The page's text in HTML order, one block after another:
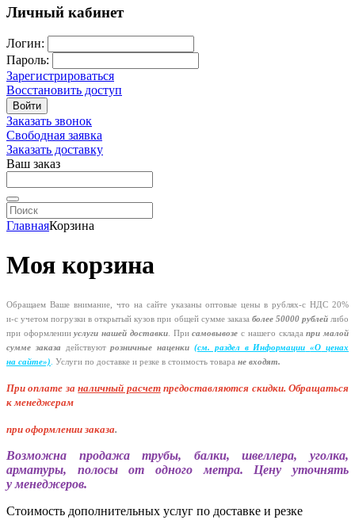
Личный кабинет
Логин:
Пароль:
Зарегистрироваться
Восстановить доступ
Войти
Заказать звонок
Свободная заявка
Заказать доставку
Ваш заказ
ГлавнаяКорзина
Моя корзина
Обращаем Ваше внимание, что на сайте указаны оптовые цены в рублях-с НДС 20%
и-с учетом погрузки в открытый кузов при общей сумме заказа более 50000 рублейлибо
при оформленииуслуги нашей доставки. Присамовывозе с нашего складапри малой
сумме заказа
действуютрозничные наценки (см. раздел в Информации «О ценах
на сайте»). Услуги по доставке и резке в стоимость товара не входят.
При оплате заналичный расчет предоставляются скидки. Обращаться
к менеджерам
при оформлении заказа.
Возможна продажа трубы, балки, швеллера, уголка,
арматуры, полосы от одного метра. Цену уточнять
у менеджеров.
Стоимость дополнительных услуг по доставке и резке